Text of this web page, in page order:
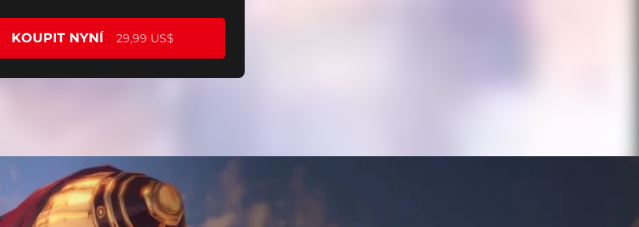
KOUPIT NYNÍ 29,99 US$